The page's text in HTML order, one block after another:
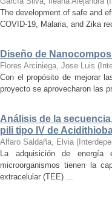
The development of safe and
COVID-19, Malaria, and Zika
Diseño de
Flores Arciniega, Jose Luis (
Con el propósito de mejorar
proyecto se aprovecharon las
Análisis de la
pili tipo IV de
Alfaro Saldaña, Elvia (
La adquisición de energía
microorganismos tienen la
extracelular (TEE) ...